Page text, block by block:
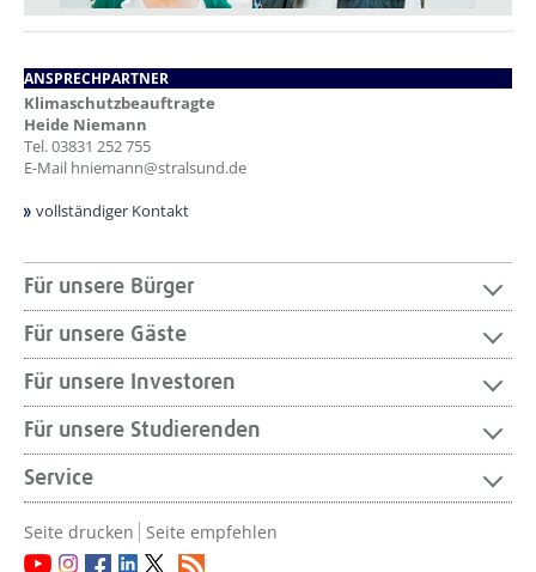
ANSPRECHPARTNER
Klimaschutzbeauftragte
Heide Niemann
Tel.03831 252 755
E-Mail hniemann@stralsund.de
vollständiger Kontakt
Für unsere Bürger
Für unsere Gäste
Für unsere Investoren
Für unsere Studierenden
Service
Seite drucken Seite empfehlen